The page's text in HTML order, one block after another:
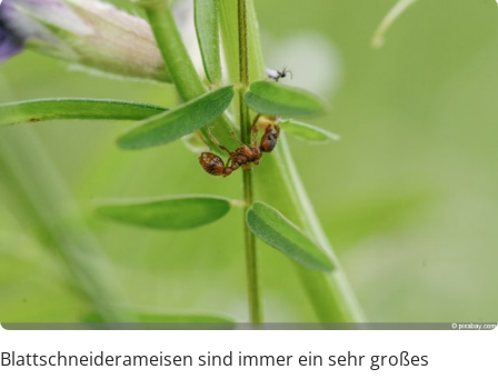
Blattschneiderameisen sind immer ein sehr großes